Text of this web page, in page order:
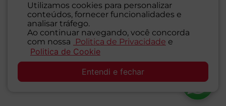
Utilizamos cookies para personalizar
conteúdos, fornecer funcionalidades e
analisar tráfego.
Ao continuar navegando, você concorda
com nossa
Politica de Privacidade e
Politica de Cookie
Entendi e fechar